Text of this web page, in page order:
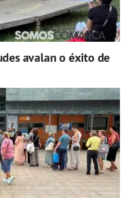
avalan o éxito de